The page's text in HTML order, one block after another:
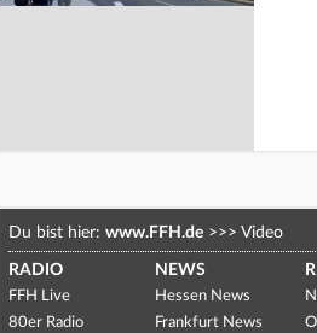
Du bist hier: www.FFH.de >>> Video
RADIO
FFH Live
80er Radio
NEWS
Hessen News
Frankfurt News